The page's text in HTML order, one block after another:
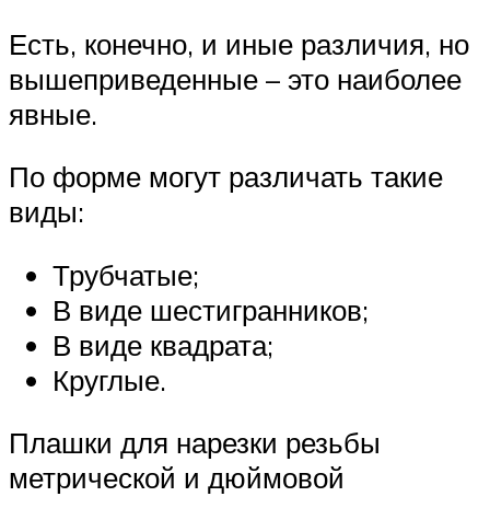
Есть, конечно, и иные различия, но
вышеприведенные – это наиболее
явные.
По форме могут различать такие
виды:
Трубчатые;
В виде шестигранников;
В виде квадрата;
Круглые.
Плашки для нарезки резьбы
метрической и дюймовой